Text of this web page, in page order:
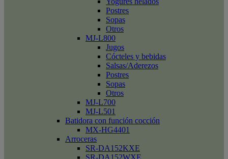
Postres
Sopas
Otros
MJ-L800
Jugos
Cócteles y bebidas
Salsas/Aderezos
Postres
Sopas
Otros
MJ-L700
MJ-L501
Batidora con función cocción
MX-HG4401
Arroceras
SR-DA152KXE
SR-DA152WXE